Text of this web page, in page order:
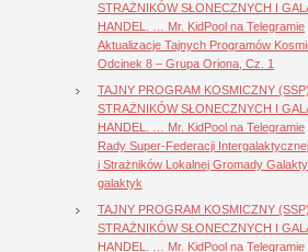
STRAŻNIKÓW SŁONECZNYCH I
HANDEL. … Mr. KidPool na Telegramie
Aktualizacje Tajnych Programów
Odcinek 8 – Grupa Oriona, Cz. 1
TAJNY PROGRAM KOSMICZNY
STRAŻNIKÓW SŁONECZNYCH I
HANDEL. … Mr. KidPool na Telegramie
Rady Super-Federacji Intergalaktycznej
i Strażników Lokalnej Gromady
galaktyk
TAJNY PROGRAM KOSMICZNY
STRAŻNIKÓW SŁONECZNYCH I
HANDEL. … Mr. KidPool na Telegramie